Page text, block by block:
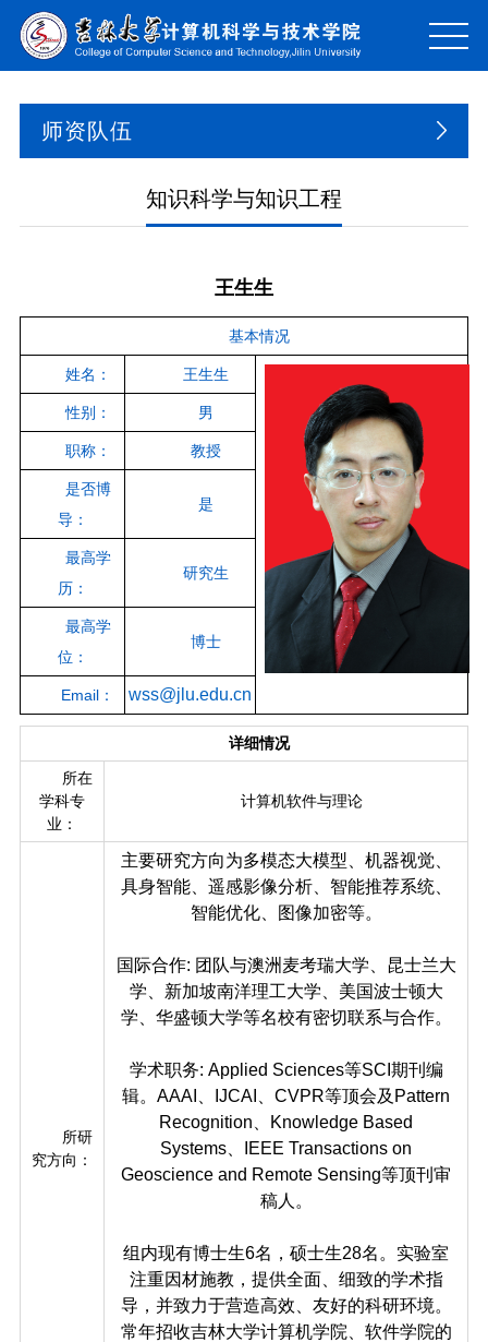
师资队伍
知识科学与知识工程
王生生
基本情况
姓名： 王生生
性别： 男
职称： 教授
是否博
导：
是
最高学
历：
研究生
最高学
位：
博士
Email： wss@jlu.edu.cn
详细情况
所在
学科专
业：
计算机软件与理论
所研
究方向：
主要研究方向为多模态大模型、机器视觉、
具身智能、遥感影像分析、智能推荐系统、
智能优化、图像加密等。
国际合作: 团队与澳洲麦考瑞大学、昆士兰大
学、新加坡南洋理工大学、美国波士顿大
学、华盛顿大学等名校有密切联系与合作。
学术职务: Applied Sciences等SCI 期刊编
辑。 AAAI JCAI CVPR等顶会及 Pattern
Recognition
Knowledge Based
Systems
IEEE Transactions on
Geoscience and Remote Sensing等顶刊审
稿人。
组内现有博士生6名，硕士生28名。实验室
注重因材施教，提供全面、细致的学术指
导，并致力于营造高效、友好的科研环境。
常年招收吉林大学计算机学院、软件学院的